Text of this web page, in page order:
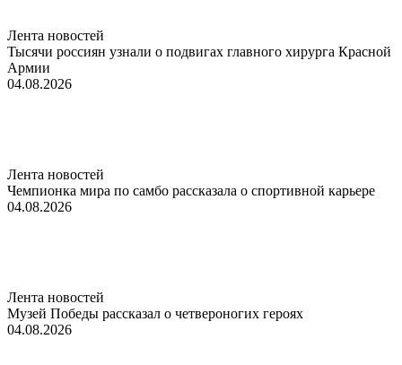
Лента новостей
Тысячи россиян узнали о подвигах главного хирурга Красной
Армии
04.08.2026
Лента новостей
Чемпионка мира по самбо рассказала о спортивной карьере
04.08.2026
Лента новостей
Музей Победы рассказал о четвероногих героях
04.08.2026